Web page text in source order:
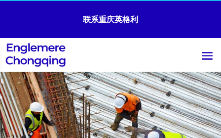
联系重庆英格利